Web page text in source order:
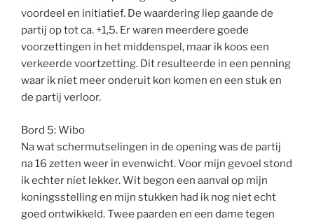
voordeel en initiatief. De waardering liep gaande de
partij op tot ca. +1,5. Er waren meerdere goede
voorzettingen in het middenspel, maar ik koos een
verkeerde voortzetting. Dit resulteerde in een penning
waar ik niet meer onderuit kon komen en een stuk en
de partij verloor.
Bord 5: Wibo
Na wat schermutselingen in de opening was de partij
na 16 zetten weer in evenwicht. Voor mijn gevoel stond
ik echter niet lekker. Wit begon een aanval op mijn
koningsstelling en mijn stukken had ik nog niet echt
goed ontwikkeld. Twee paarden en een dame tegen